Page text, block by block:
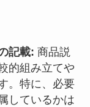
記載: 商品説
的組み立てや
。特に、必要
しているかは